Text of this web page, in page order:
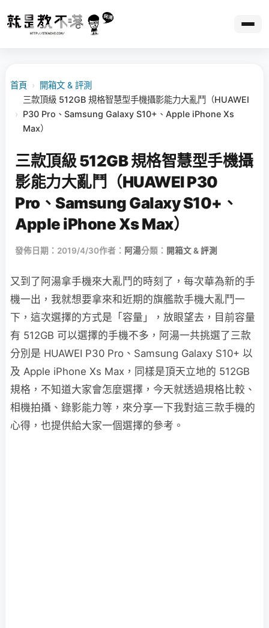
首頁 › 開箱文 & 評測
›
三款頂級 512GB 規格智慧型手機攝影能力大亂鬥（HUAWEI
P30 Pro、Samsung Galaxy S10+、Apple iPhone Xs
Max）
三款頂級 512GB 規格智慧型手機攝
影能力大亂鬥（HUAWEI P30
Pro、Samsung Galaxy S10+、
Apple iPhone Xs Max）
發佈日期：2019/4/30作者： 阿湯分類： 開箱文 & 評測
又到了阿湯拿手機來大亂鬥的時刻了，每次華為新的手
機一出，我就想要拿來和近期的旗艦款手機大亂鬥一
下，這次選擇的方式是「容量」，放眼望去，目前容量
有 512GB 可以選擇的手機不多，阿湯一共挑選了三款
分別是 HUAWEI P30 Pro、Samsung Galaxy S10+ 以
及 Apple iPhone Xs Max，同樣是頂天立地的 512GB
規格，不知道大家會怎麼選擇，今天就透過規格比較、
相機拍攝、錄影能力等，來分享一下我對這三款手機的
心得，也提供給大家一個選擇的參考。